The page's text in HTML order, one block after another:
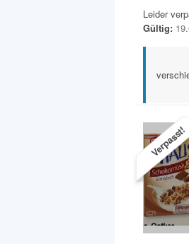
Leider
Gültig:
Verpasst!